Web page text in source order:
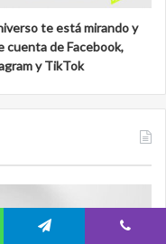
te está mirando y
cuenta de Facebook,
y TikTok